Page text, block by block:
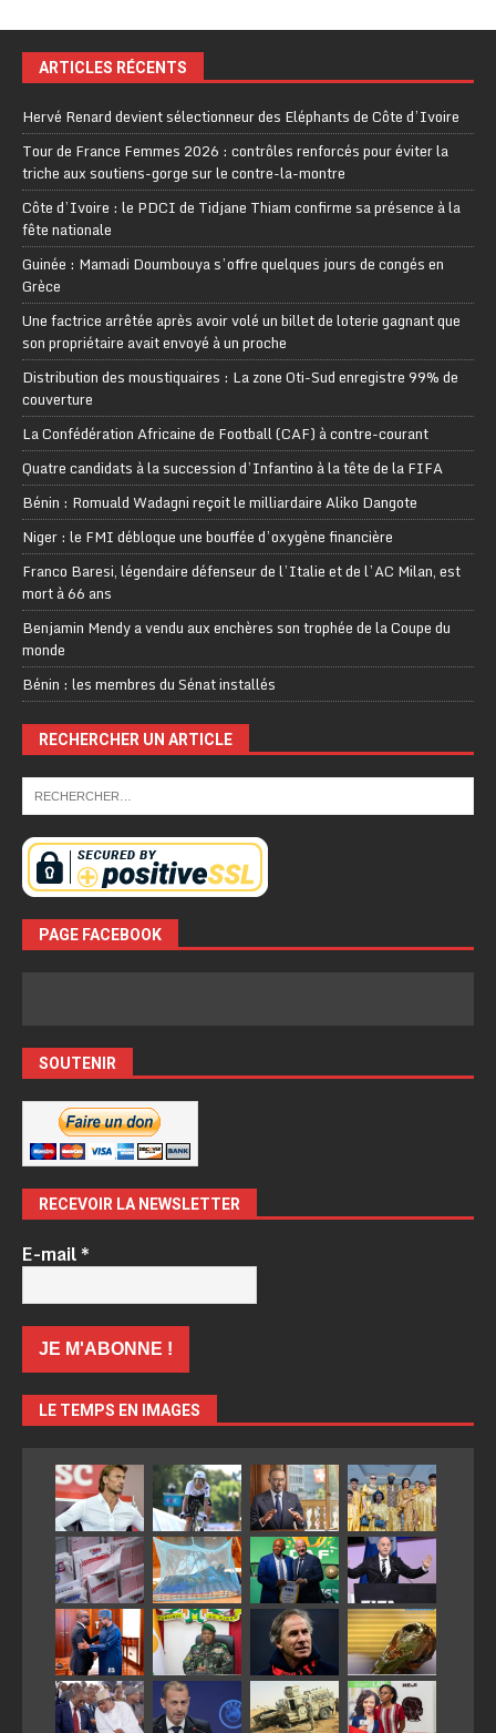
ARTICLES RÉCENTS
Hervé Renard devient sélectionneur des Eléphants de Côte d’Ivoire
Tour de France Femmes 2026 : contrôles renforcés pour éviter la
triche aux soutiens-gorge sur le contre-la-montre
Côte d’Ivoire : le PDCI de Tidjane Thiam confirme sa présence à la
fête nationale
Guinée : Mamadi Doumbouya s’offre quelques jours de congés en
Grèce
Une factrice arrêtée après avoir volé un billet de loterie gagnant que
son propriétaire avait envoyé à un proche
Distribution des moustiquaires : La zone Oti-Sud enregistre 99% de
couverture
La Confédération Africaine de Football (CAF) à contre-courant
Quatre candidats à la succession d’Infantino à la tête de la FIFA
Bénin : Romuald Wadagni reçoit le milliardaire Aliko Dangote
Niger : le FMI débloque une bouffée d’oxygène financière
Franco Baresi, légendaire défenseur de l’Italie et de l’AC Milan, est
mort à 66 ans
Benjamin Mendy a vendu aux enchères son trophée de la Coupe du
monde
Bénin : les membres du Sénat installés
RECHERCHER UN ARTICLE
PAGE FACEBOOK
SOUTENIR
RECEVOIR LA NEWSLETTER
E-mail*
LE TEMPS EN IMAGES